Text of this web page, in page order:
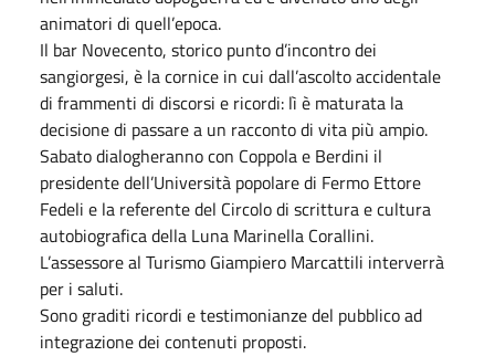
animatori di quell’epoca.
Il bar Novecento, storico punto d’incontro dei
sangiorgesi, è la cornice in cui dall’ascolto accidentale
di frammenti di discorsi e ricordi: lì è maturata la
decisione di passare a un racconto di vita più ampio.
Sabato dialogheranno con Coppola e Berdini il
presidente dell’Università popolare di Fermo Ettore
Fedeli e la referente del Circolo di scrittura e cultura
autobiografica della Luna Marinella Corallini.
L’assessore al Turismo Giampiero Marcattili interverrà
per i saluti.
Sono graditi ricordi e testimonianze del pubblico ad
integrazione dei contenuti proposti.